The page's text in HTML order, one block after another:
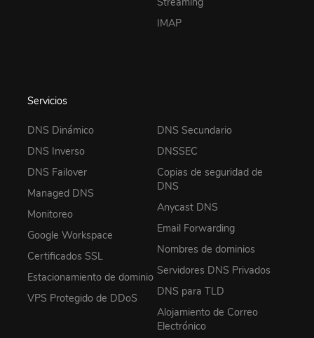
IMAP
Servicios
DNS Dinámico
DNS Inverso
DNS Failover
Managed DNS
Monitoreo
Google Workspace
Certificados SSL
Estacionamiento de dominio
VPS Protegido de DDoS
DNS Secundario
DNSSEC
Copias de seguridad de
DNS
Anycast DNS
Email Forwarding
Nombres de dominios
Servidores DNS Privados
DNS para TLD
Alojamiento de Correo
Electrónico